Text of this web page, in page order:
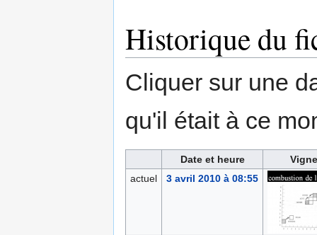
Historique du
Cliquer sur une
qu'il était à ce
Date et heure
actuel
3 avril 2010 à 08:55